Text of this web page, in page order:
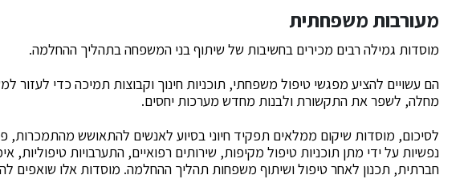
מעורבות משפחתית
מוסדות גמילה רבים מכירים בחשיבות של שיתוף בני המשפחה בתהליך ההחלמה.
הם עשויים להציע מפגשי טיפול משפחתי, תוכניות חינוך וקבוצות תמיכה כדי לעזור
מחלה, לשפר את התקשורת ולבנות מחדש מערכות יחסים.
לסיכום, מוסדות שיקום ממלאים תפקיד חיוני בסיוע לאנשים להתאושש מהתמכרות,
נפשיות על ידי מתן תוכניות טיפול מקיפות, שירותים רפואיים, התערבויות טיפוליות,
חברתית, תכנון לאחר טיפול ושיתוף משפחות תהליך ההחלמה. מוסדות אלו שואפים